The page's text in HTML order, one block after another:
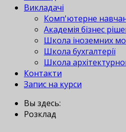
Викладачі
Комп'ютерне
Академія бізнес
Школа іноземних
Школа бухгалтерії
Школа
Контакти
Запис на курси
Вы здесь:
Розклад